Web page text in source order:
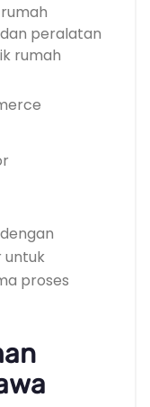
peralatan
rumah
untuk
proses